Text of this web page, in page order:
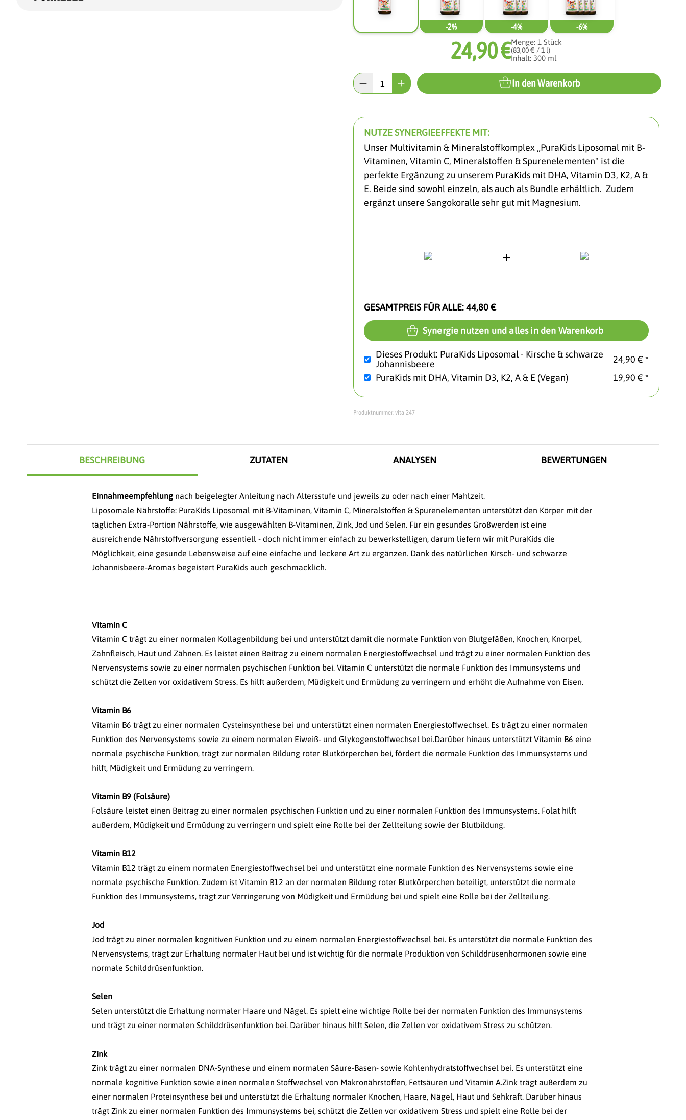
-2% -4% -6%
24,90 €Menge: 1 Stück
(83,00 € / 1 l)
Inhalt: 300 ml
In den Warenkorb
NUTZE SYNERGIEEFFEKTE MIT:
Unser Multivitamin & Mineralstoffkomplex „PuraKids Liposomal mit B-
Vitaminen, Vitamin C, Mineralstoffen & Spurenelementen" ist die
perfekte Ergänzung zu unserem PuraKids mit DHA, Vitamin D3, K2, A &
E. Beide sind sowohl einzeln, als auch als Bundle erhältlich. Zudem
ergänzt unsere Sangokoralle sehr gut mit Magnesium.
GESAMTPREIS FÜR ALLE:44,80 €
Synergie nutzen und alles in den Warenkorb
Dieses Produkt: PuraKids Liposomal - Kirsche & schwarze
Johannisbeere
24,90 € *
PuraKids mit DHA, Vitamin D3, K2, A & E (Vegan)
19,90 € *
Produktnummer:vita-247
BESCHREIBUNG ZUTATEN ANALYSEN BEWERTUNGEN
Einnahmeempfehlung nach beigelegter Anleitung nach Altersstufe und jeweils zu oder nach einer Mahlzeit.
Liposomale Nährstoffe: PuraKids Liposomal mit B-Vitaminen, Vitamin C, Mineralstoffen & Spurenelementen unterstützt den Körper mit der
täglichen Extra-Portion Nährstoffe, wie ausgewählten B-Vitaminen, Zink, Jod und Selen. Für ein gesundes Großwerden ist eine
ausreichende Nährstoffversorgung essentiell - doch nicht immer einfach zu bewerkstelligen, darum liefern wir mit PuraKids die
Möglichkeit, eine gesunde Lebensweise auf eine einfache und leckere Art zu ergänzen. Dank des natürlichen Kirsch- und schwarze
Johannisbeere-Aromas begeistert PuraKids auch geschmacklich.
Vitamin C
Vitamin C trägt zu einer normalen Kollagenbildung bei und unterstützt damit die normale Funktion von Blutgefäßen, Knochen, Knorpel,
Zahnfleisch, Haut und Zähnen. Es leistet einen Beitrag zu einem normalen Energiestoffwechsel und trägt zu einer normalen Funktion des
Nervensystems sowie zu einer normalen psychischen Funktion bei. Vitamin C unterstützt die normale Funktion des Immunsystems und
schützt die Zellen vor oxidativem Stress. Es hilft außerdem, Müdigkeit und Ermüdung zu verringern und erhöht die Aufnahme von Eisen.
Vitamin B6
Vitamin B6 trägt zu einer normalen Cysteinsynthese bei und unterstützt einen normalen Energiestoffwechsel. Es trägt zu einer normalen
Funktion des Nervensystems sowie zu einem normalen Eiweiß- und Glykogenstoffwechsel bei.Darüber hinaus unterstützt Vitamin B6 eine
normale psychische Funktion, trägt zur normalen Bildung roter Blutkörperchen bei, fördert die normale Funktion des Immunsystems und
hilft, Müdigkeit und Ermüdung zu verringern.
Vitamin B9 (Folsäure)
Folsäure leistet einen Beitrag zu einer normalen psychischen Funktion und zu einer normalen Funktion des Immunsystems. Folat hilft
außerdem, Müdigkeit und Ermüdung zu verringern und spielt eine Rolle bei der Zellteilung sowie der Blutbildung.
Vitamin B12
Vitamin B12 trägt zu einem normalen Energiestoffwechsel bei und unterstützt eine normale Funktion des Nervensystems sowie eine
normale psychische Funktion. Zudem ist Vitamin B12 an der normalen Bildung roter Blutkörperchen beteiligt, unterstützt die normale
Funktion des Immunsystems, trägt zur Verringerung von Müdigkeit und Ermüdung bei und spielt eine Rolle bei der Zellteilung.
Jod
Jod trägt zu einer normalen kognitiven Funktion und zu einem normalen Energiestoffwechsel bei. Es unterstützt die normale Funktion des
Nervensystems, trägt zur Erhaltung normaler Haut bei und ist wichtig für die normale Produktion von Schilddrüsenhormonen sowie eine
normale Schilddrüsenfunktion.
Selen
Selen unterstützt die Erhaltung normaler Haare und Nägel. Es spielt eine wichtige Rolle bei der normalen Funktion des Immunsystems
und trägt zu einer normalen Schilddrüsenfunktion bei. Darüber hinaus hilft Selen, die Zellen vor oxidativem Stress zu schützen.
Zink
Zink trägt zu einer normalen DNA-Synthese und einem normalen Säure-Basen- sowie Kohlenhydratstoffwechsel bei. Es unterstützt eine
normale kognitive Funktion sowie einen normalen Stoffwechsel von Makronährstoffen, Fettsäuren und Vitamin A.Zink trägt außerdem zu
einer normalen Proteinsynthese bei und unterstützt die Erhaltung normaler Knochen, Haare, Nägel, Haut und Sehkraft. Darüber hinaus
trägt Zink zu einer normalen Funktion des Immunsystems bei, schützt die Zellen vor oxidativem Stress und spielt eine Rolle bei der